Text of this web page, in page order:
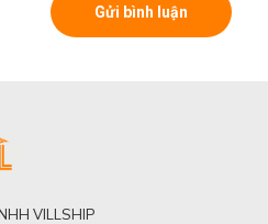
VILLSHIP